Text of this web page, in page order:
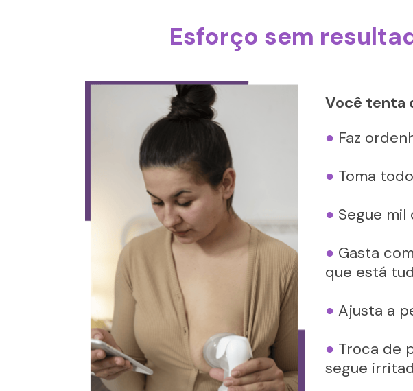
Esforço sem
Você tenta
● Faz
● Toma
● Segue
● Gasta
que está
● Ajusta a
● Troca de
segue